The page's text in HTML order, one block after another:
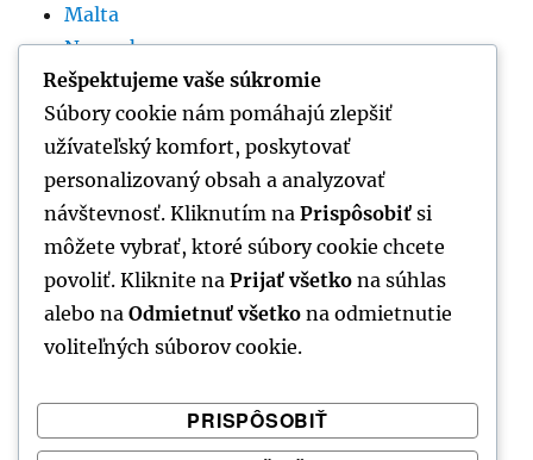
Malta
Nemecko
Rumunsko
Slovinsko
Španielsko
Srbsko
Taliansko
Thajsko
Tunisko
VŠETKY KATEGÓRIE
Rešpektujeme vaše súkromie
Súbory cookie nám pomáhajú zlepšiť
užívateľský komfort, poskytovať
personalizovaný obsah a analyzovať
návštevnosť. Kliknutím na Prispôsobiť si
môžete vybrať, ktoré súbory cookie chcete
povoliť. Kliknite na Prijať všetko na súhlas
alebo na Odmietnuť všetko na odmietnutie
voliteľných súborov cookie.
PRISPÔSOBIŤ